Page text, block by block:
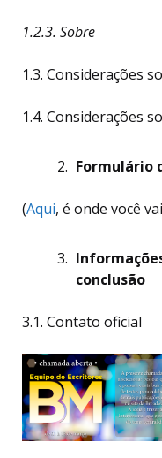
1.2.3. Sobre
1.3. Considerações
1.4. Considerações
Formulário
(Aqui, é onde você
conclusão
3.1. Contato oficial